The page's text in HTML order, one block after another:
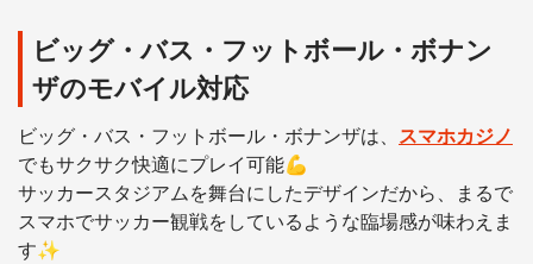
ビッグ・バス・フットボール・ボナン
ザのモバイル対応
ビッグ・バス・フットボール・ボナンザは、 スマホカジノ
でもサクサク快適にプレイ可能💪
サッカースタジアムを舞台にしたデザインだから、まるで
スマホでサッカー観戦をしているような臨場感が味わえま
す✨